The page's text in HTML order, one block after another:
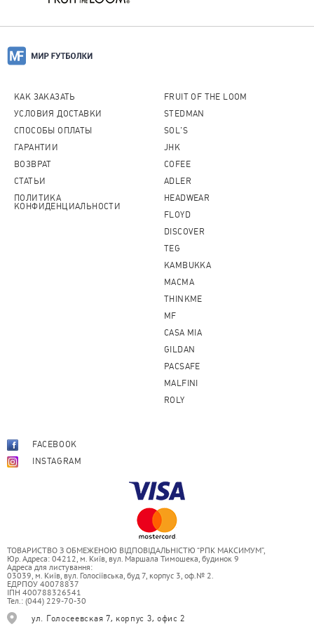
КАК ЗАКАЗАТЬ
УСЛОВИЯ ДОСТАВКИ
СПОСОБЫ ОПЛАТЫ
ГАРАНТИИ
ВОЗВРАТ
СТАТЬИ
ПОЛИТИКА
КОНФИДЕНЦИАЛЬНОСТИ
FRUIT OF THE LOOM
STEDMAN
SOL'S
JHK
COFEE
ADLER
HEADWEAR
FLOYD
DISCOVER
TEG
KAMBUKKA
MACMA
THINKME
MF
CASA MIA
GILDAN
PACSAFE
MALFINI
ROLY
FACEBOOK
INSTAGRAM
ТОВАРИСТВО З ОБМЕЖЕНОЮ ВІДПОВІДАЛЬНІСТЮ “РПК МАКСИМУМ”,
Юр. Адреса: 04212, м. Київ, вул. Маршала Тимошека, будинок 9
Адреса для листування:
03039, м. Київ, вул. Голосіївська, буд 7, корпус 3, оф.№ 2.
ЕДРПОУ 40078837
ІПН 400788326541
Тел.: (044) 229-70-30
ул. Голосеевская 7, корпус 3, офис 2